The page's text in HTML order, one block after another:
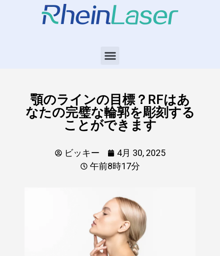
顎のラインの目標？RFはあ
なたの完璧な輪郭を彫刻する
ことができます
ビッキー
4月 30, 2025
午前8時17分